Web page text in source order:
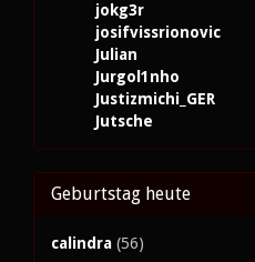
jokg3r
josifvissrionovic
Julian
Jurgol1nho
Justizmichi_GER
Jutsche
Geburtstag heute
calindra (56)